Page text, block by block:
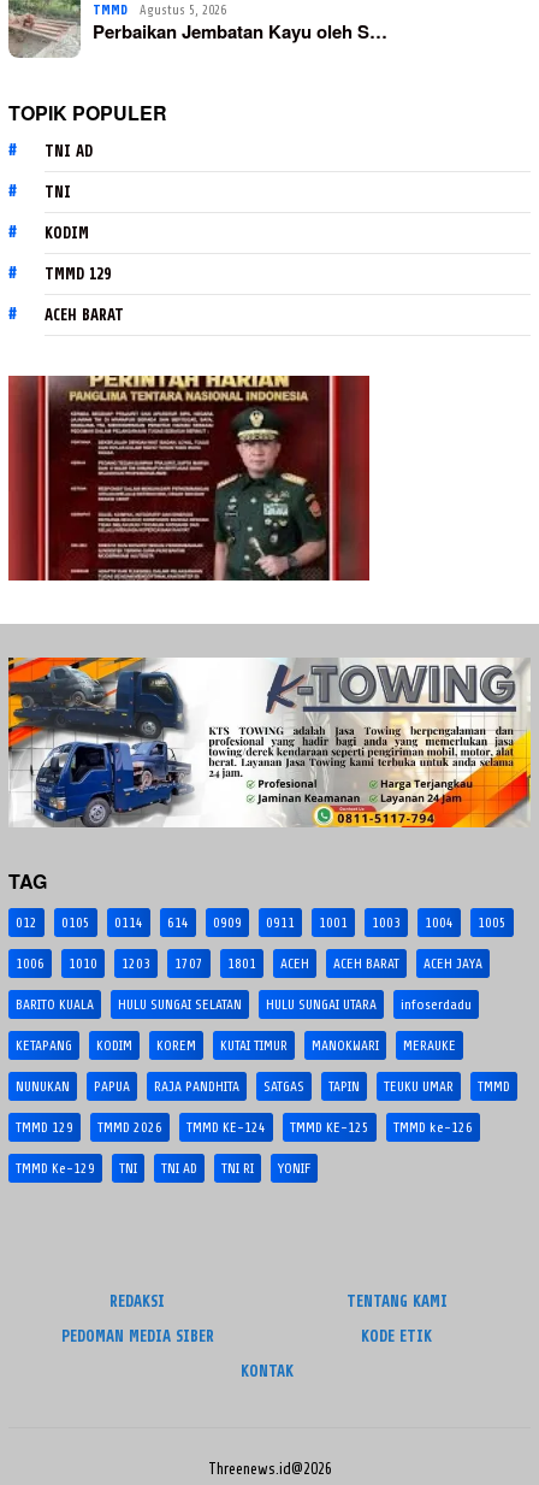
TMMD Agustus 5, 2026
Perbaikan Jembatan Kayu oleh S…
TOPIK POPULER
TNI AD
TNI
KODIM
TMMD 129
ACEH BARAT
TAG
012 0105 0114 614 0909 0911 1001 1003 1004 1005
1006 1010 1203 1707 1801 ACEH ACEH BARAT ACEH JAYA
BARITO KUALA HULU SUNGAI SELATAN HULU SUNGAI UTARA infoserdadu
KETAPANG KODIM KOREM KUTAI TIMUR MANOKWARI MERAUKE
NUNUKAN PAPUA RAJA PANDHITA SATGAS TAPIN TEUKU UMAR TMMD
TMMD 129 TMMD 2026 TMMD KE-124 TMMD KE-125 TMMD ke-126
TMMD Ke-129 TNI TNI AD TNI RI YONIF
REDAKSI
TENTANG KAMI
PEDOMAN MEDIA SIBER
KODE ETIK
KONTAK
Threenews.id@2026